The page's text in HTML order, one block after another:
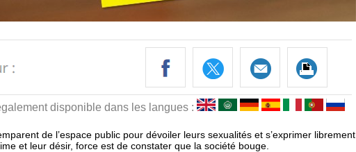
disponible dans les langues :
de l’espace public pour dévoiler leurs sexualités et s’exprimer librement
et leur désir, force est de constater que la société bouge.